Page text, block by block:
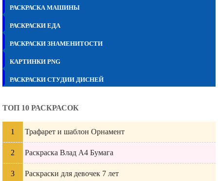
РАСКРАСКА МАШИНЫ
РАСКРАСКИ ЕДА
РАСКРАСКИ ЗНАМЕНИТОСТИ
КАРТИНКИ PNG
РАСКРАСКИ СТУДИИ ДИСНЕЙ
ТОП 10 РАСКРАСОК
Трафарет и шаблон Орнамент
Раскраска Влад А4 Бумага
Раскраски для девочек 7 лет